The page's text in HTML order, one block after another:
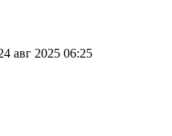
авг 2025 06:25